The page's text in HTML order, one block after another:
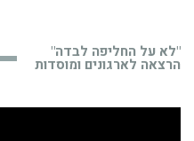
"לא על החליפה לבדה"
הרצאה לארגונים ומוסדות